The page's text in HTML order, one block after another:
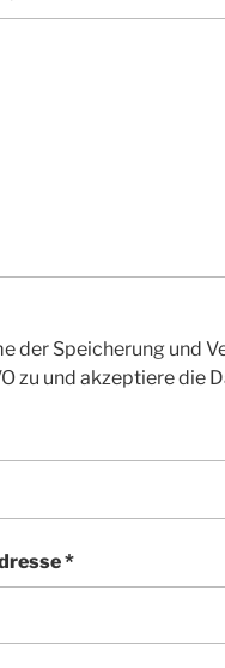
der Speicherung und
zu und akzeptiere die
*